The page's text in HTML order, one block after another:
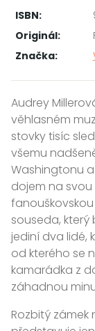
ISBN:
Originál:
Značka:
Audrey
věhlasném
stovky tisíc
všemu
Washingtonu
dojem na
souseda, který
jediní dva lidé,
od kterého se
kamarádka z
záhadnou
Rozbitý